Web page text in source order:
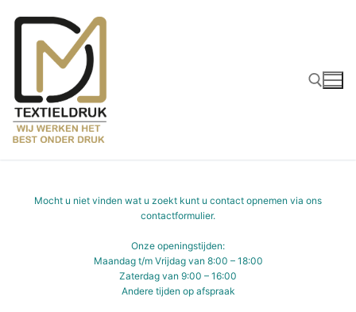
naar
Mocht u niet vinden wat u zoekt kunt u contact opnemen via ons
contactformulier.
Onze openingstijden:
Maandag t/m Vrijdag van 8:00 – 18:00
Zaterdag van 9:00 – 16:00
Andere tijden op afspraak